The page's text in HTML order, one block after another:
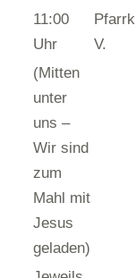
11:00
Uhr
V.
(Mitten
unter
uns –
Wir sind
zum
Mahl mit
Jesus
geladen)